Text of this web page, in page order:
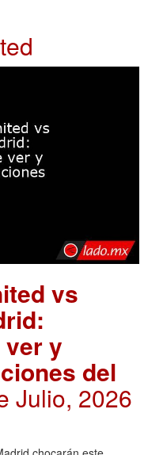
vs
y
del
Julio, 2026